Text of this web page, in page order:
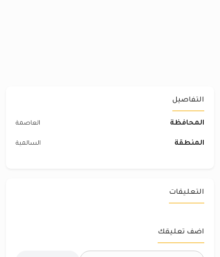
التفاصيل
المحافظة العاصمة
المنطقة السالمية
التعليقات
اضف تعليقك